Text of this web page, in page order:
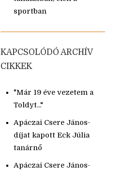
sportban
KAPCSOLÓDÓ ARCHÍV
CIKKEK
"Már 19 éve vezetem a
Toldyt..."
Apáczai Csere János-
díjat kapott Eck Júlia
tanárnő
Apáczai Csere János-